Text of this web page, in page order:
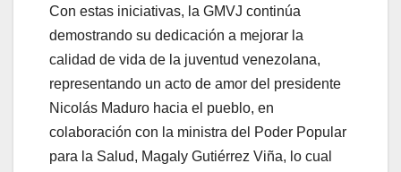
Con estas iniciativas, la GMVJ continúa
demostrando su dedicación a mejorar la
calidad de vida de la juventud venezolana,
representando un acto de amor del presidente
Nicolás Maduro hacia el pueblo, en
colaboración con la ministra del Poder Popular
para la Salud, Magaly Gutiérrez Viña, lo cual